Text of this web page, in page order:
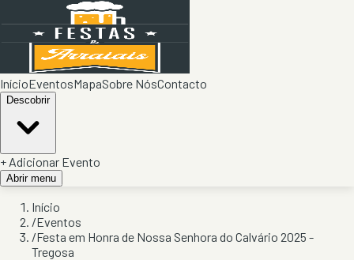
InícioEventosMapaSobre NósContacto
Descobrir
+ Adicionar Evento
Abrir menu
Início
/Eventos
/Festa em Honra de Nossa Senhora do Calvário 2025 -
Tregosa